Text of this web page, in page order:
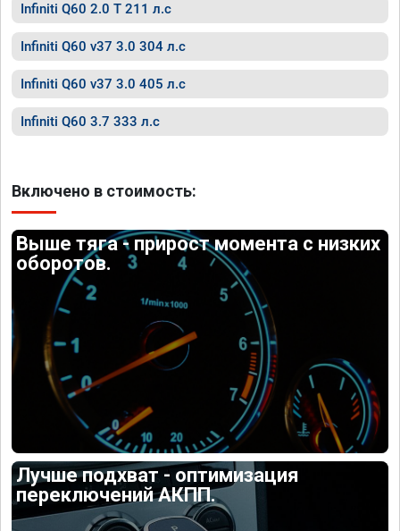
Infiniti Q60 2.0 T 211 л.с
Infiniti Q60 v37 3.0 304 л.с
Infiniti Q60 v37 3.0 405 л.с
Infiniti Q60 3.7 333 л.с
Включено в стоимость:
Выше тяга - прирост момента с низких
оборотов.
Лучше подхват - оптимизация
переключений АКПП.